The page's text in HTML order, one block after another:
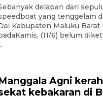
delapan dari
yang tenggelam
Kabupaten Maluku Barat
(11/6) belum
Agni
kebakaran di